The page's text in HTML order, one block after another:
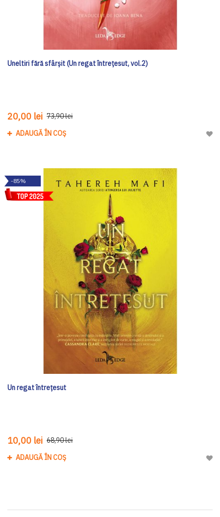
Uneltiri fără sfârșit (Un regat întrețesut, vol.2)
20,00 lei 73,90 lei
ADAUGĂ ÎN COȘ
-85%
Un regat întrețesut
10,00 lei 68,90 lei
ADAUGĂ ÎN COȘ